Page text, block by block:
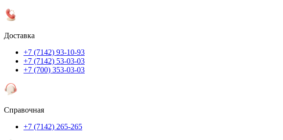
Доставка
+7 (7142) 93-10-93
+7 (7142) 53-03-03
+7 (700) 353-03-03
Справочная
+7 (7142) 265-265